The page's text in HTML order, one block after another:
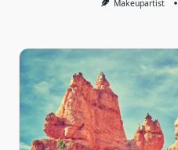
Makeupartist